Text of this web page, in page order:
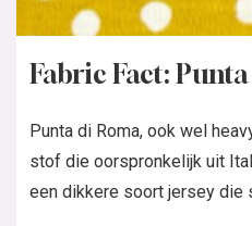
Fabric Fact:
Punta di Roma, ook wel
stof die oorspronkelijk uit
een dikkere soort jersey die